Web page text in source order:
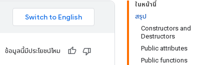
ในหน้านี้
สรุป
Constructors and
Destructors
Public attributes
Public functions
ข้อมูลนี้มีประโยชน์ไหม